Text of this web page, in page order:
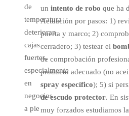
de
temperatura
deterioran
cajas
fuertes,
especialmente
en
negocios
a pie
un intento de robo que ha
Actuación por pasos: 1)
puerta y marco; 2)
cerradero; 3) testear el
de comprobación
producto adecuado (no
spray específico); 5) si
de escudo protector. En
muy forzados estudiamos la